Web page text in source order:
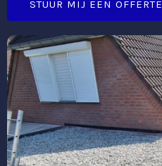
STUUR MIJ EEN OFFERTE